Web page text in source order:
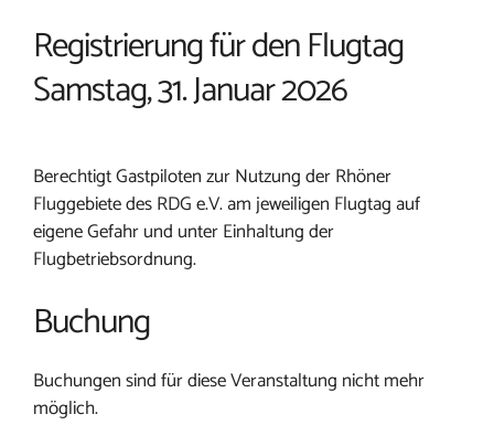
Registrierung für den Flugtag
Samstag, 31. Januar 2026
Berechtigt Gastpiloten zur Nutzung der Rhöner
Fluggebiete des RDG e.V. am jeweiligen Flugtag auf
eigene Gefahr und unter Einhaltung der
Flugbetriebsordnung.
Buchung
Buchungen sind für diese Veranstaltung nicht mehr
möglich.